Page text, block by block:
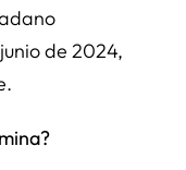
de 2024,